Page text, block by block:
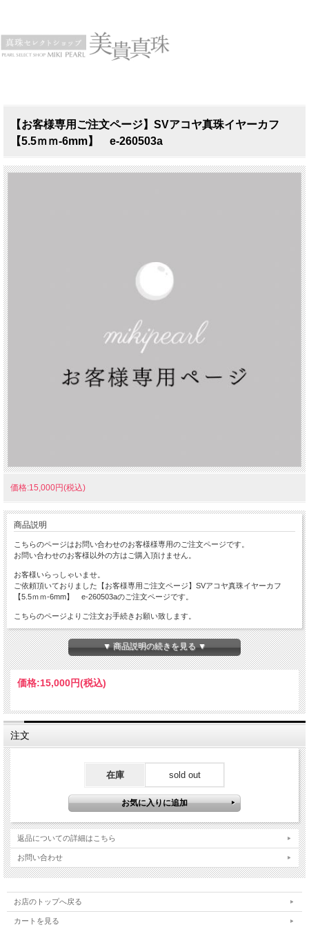
【お客様専用ご注文ページ】SVアコヤ真珠イヤーカフ
【5.5ｍｍ-6mm】 e-260503a
価格:15,000円(税込)
商品説明
こちらのページはお問い合わせのお客様様専用のご注文ページです。
お問い合わせのお客様以外の方はご購入頂けません。
お客様いらっしゃいませ。
ご依頼頂いておりました【お客様専用ご注文ページ】SVアコヤ真珠イヤーカフ
【5.5ｍｍ-6mm】 e-260503aのご注文ページです。
こちらのページよりご注文お手続きお願い致します。
▼ 商品説明の続きを見る ▼
価格:15,000円(税込)
注文
在庫 sold out
返品についての詳細はこちら
お問い合わせ
お店のトップへ戻る
カートを見る